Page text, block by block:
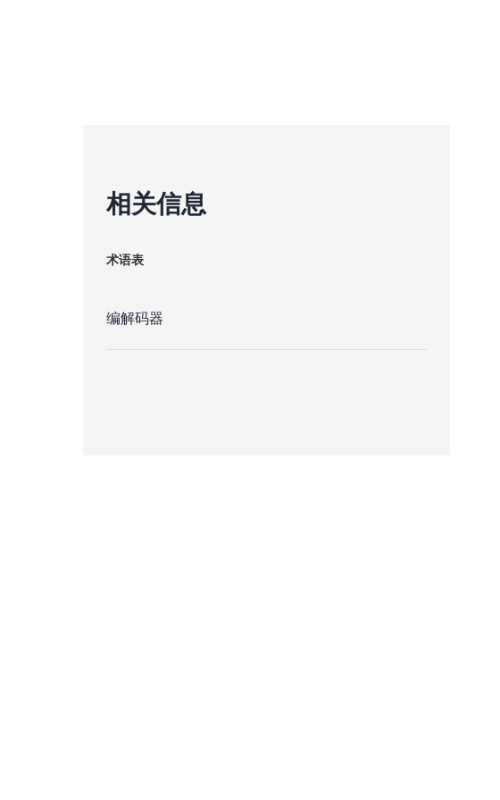
相关信息
术语表
编解码器